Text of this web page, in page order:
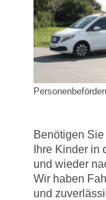
Benötigen
Ihre Kinder in
und wieder
Wir haben
und